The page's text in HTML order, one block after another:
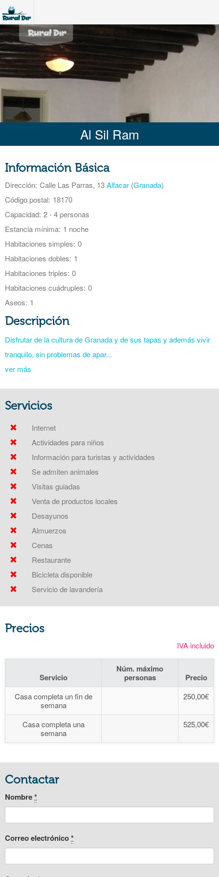
Al Sil Ram
Información Básica
Dirección: Calle Las Parras, 13Alfacar (Granada)
Código postal: 18170
Capacidad: 2 - 4 personas
Estancia mínima: 1 noche
Habitaciones simples: 0
Habitaciones dobles: 1
Habitaciones triples: 0
Habitaciones cuádruples: 0
Aseos: 1
Descripción
Disfrutar de la cultura de Granada y de sus tapas y además vivir
tranquilo, sin problemas de apar...
ver más
Servicios
Internet
Actividades para niños
Información para turistas y actividades
Se admiten animales
Visitas guiadas
Venta de productos locales
Desayunos
Almuerzos
Cenas
Restaurante
Bicicleta disponible
Servicio de lavandería
Precios
IVA incluido
Servicio
Núm. máximo
personas
Precio
Casa completa un fin de
semana
250,00€
Casa completa una
semana
525,00€
Contactar
Nombre*
Correo electrónico*